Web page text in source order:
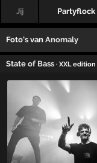
Jij Partyflock
Foto's vanAnomaly
State of Bass · XXL edition